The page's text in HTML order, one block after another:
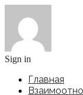
Sign in
Главная